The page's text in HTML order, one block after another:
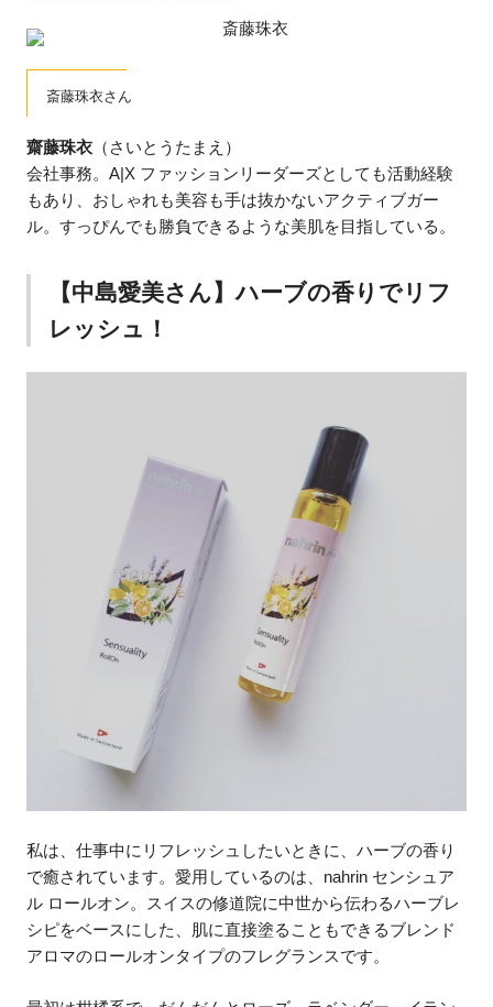
斎藤珠衣さん
齋藤珠衣 （さいとうたまえ）
会社事務。A|X ファッションリーダーズとしても活動経験
もあり、おしゃれも美容も手は抜かないアクティブガー
ル。すっぴんでも勝負できるような美肌を目指している。
【中島愛美さん】ハーブの香りでリフ
レッシュ！
私は、仕事中にリフレッシュしたいときに、ハーブの香り
で癒されています。愛用しているのは、nahrin センシュア
ル ロールオン。スイスの修道院に中世から伝わるハーブレ
シピをベースにした、肌に直接塗ることもできるブレンド
アロマのロールオンタイプのフレグランスです。